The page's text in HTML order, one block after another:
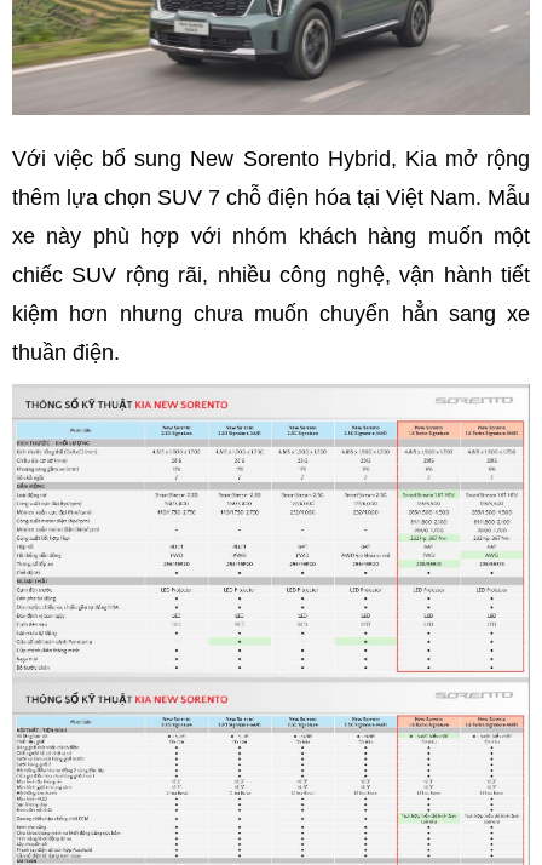
Với việc bổ sung New Sorento Hybrid, Kia mở rộng
thêm lựa chọn SUV 7 chỗ điện hóa tại Việt Nam. Mẫu
xe này phù hợp với nhóm khách hàng muốn một
chiếc SUV rộng rãi, nhiều công nghệ, vận hành tiết
kiệm hơn nhưng chưa muốn chuyển hẳn sang xe
thuần điện.